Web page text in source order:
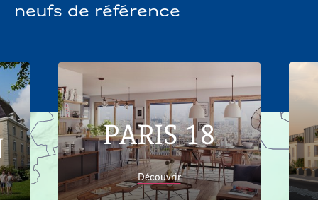
neufs de référence
PARIS 18
Découvrir